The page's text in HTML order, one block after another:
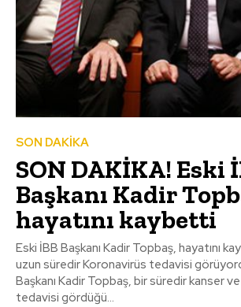
SON DAKİKA
SON DAKİKA! Eski
Başkanı Kadir
hayatını kaybetti
Eski İBB Başkanı Kadir Topbaş, hayatını
uzun süredir Koronavirüs tedavisi görüyordu. Eski
Başkanı Kadir Topbaş, bir süredir kanser
tedavisi gördüğü...